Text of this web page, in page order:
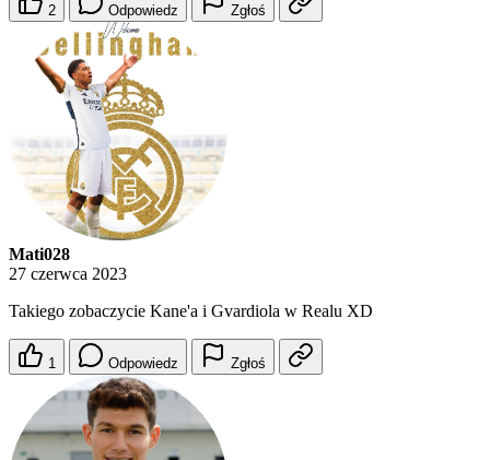
2 Odpowiedz Zgłoś
Mati028
27 czerwca 2023
Takiego zobaczycie Kane'a i Gvardiola w Realu XD
1 Odpowiedz Zgłoś